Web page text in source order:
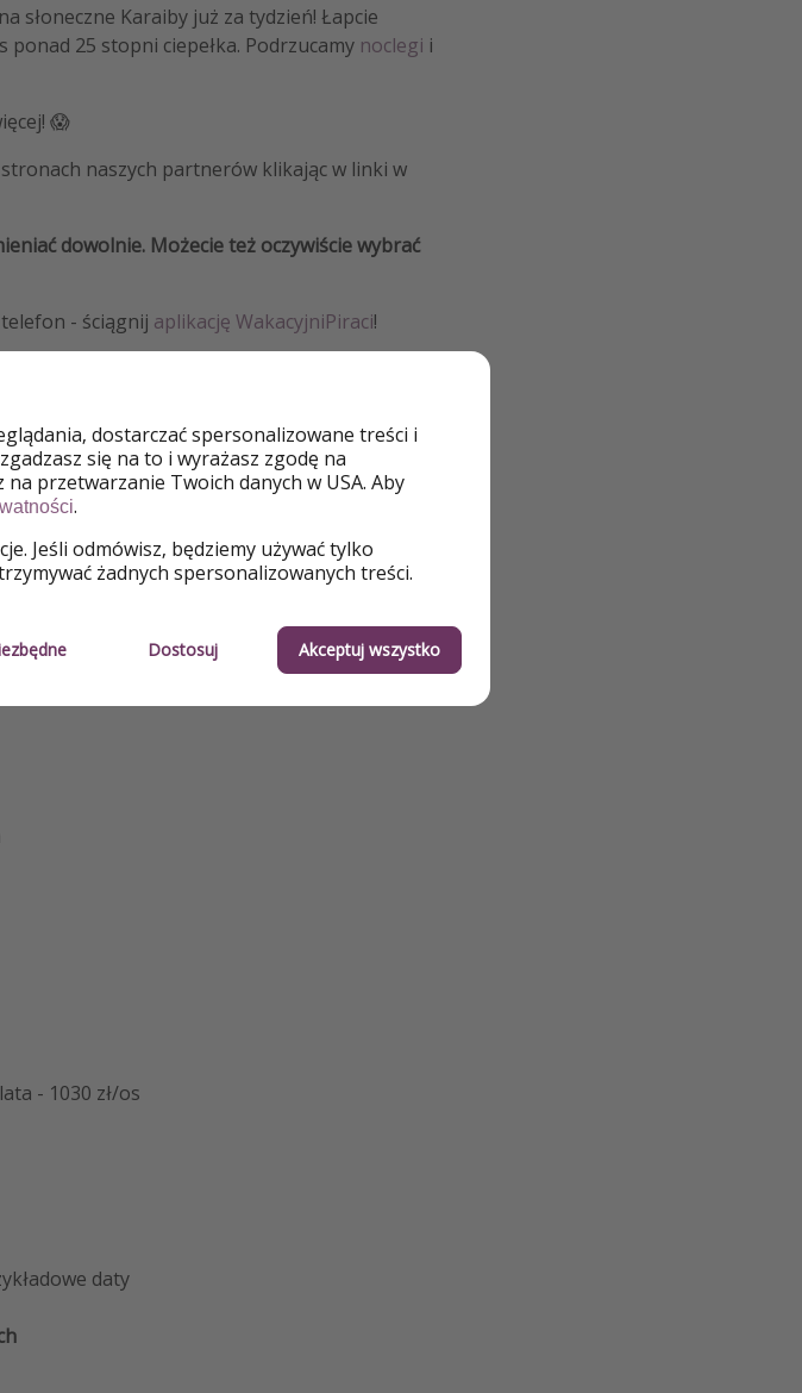
słoneczne Karaiby już za tydzień! Łapcie
25 stopni ciepełka. Podrzucamy noclegi i
😱
naszych partnerów klikając w linki w
dowolnie. Możecie też oczywiście wybrać
- ściągnij aplikację WakacyjniPiraci!
- 1030 zł/os
daty
dostarczać spersonalizowane treści i
się na to i wyrażasz zgodę na
przetwarzanie Twoich danych w USA. Aby
.
Jeśli odmówisz, będziemy używać tylko
żadnych spersonalizowanych treści.
Dostosuj Akceptuj wszystko